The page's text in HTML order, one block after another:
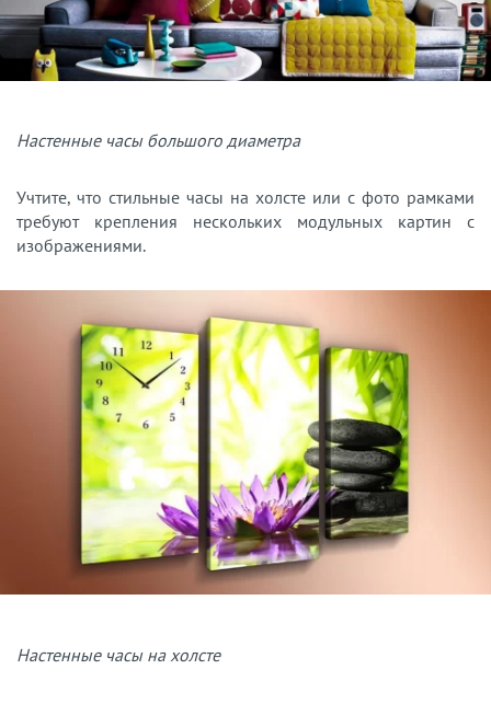
Настенные часы большого диаметра
Учтите, что стильные часы на холсте или с фото рамками
требуют крепления нескольких модульных картин с
изображениями.
Настенные часы на холсте